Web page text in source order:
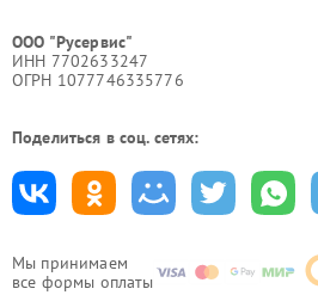
Мы принимаем
все формы оплаты
ООО "Русервис"
ИНН 7702633247
ОГРН 1077746335776
Поделиться в соц. сетях: